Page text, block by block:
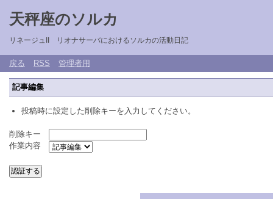
天秤座のソルカ
リネージュII リオナサーバにおけるソルカの活動日記
戻る RSS 管理者用
記事編集
投稿時に設定した削除キーを入力してください。
削除キー
作業内容